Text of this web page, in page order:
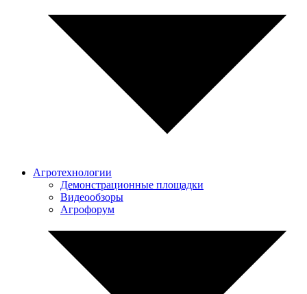
Агротехнологии
Демонстрационные площадки
Видеообзоры
Агрофорум